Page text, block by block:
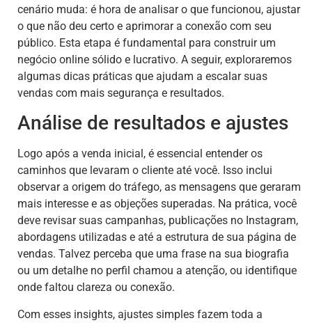
cenário muda: é hora de analisar o que funcionou, ajustar
o que não deu certo e aprimorar a conexão com seu
público. Esta etapa é fundamental para construir um
negócio online sólido e lucrativo. A seguir, exploraremos
algumas dicas práticas que ajudam a escalar suas
vendas com mais segurança e resultados.
Análise de resultados e ajustes
Logo após a venda inicial, é essencial entender os
caminhos que levaram o cliente até você. Isso inclui
observar a origem do tráfego, as mensagens que geraram
mais interesse e as objeções superadas. Na prática, você
deve revisar suas campanhas, publicações no Instagram,
abordagens utilizadas e até a estrutura de sua página de
vendas. Talvez perceba que uma frase na sua biografia
ou um detalhe no perfil chamou a atenção, ou identifique
onde faltou clareza ou conexão.
Com esses insights, ajustes simples fazem toda a